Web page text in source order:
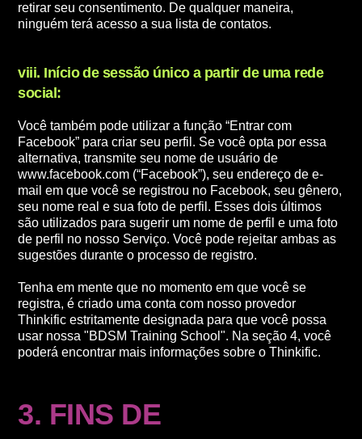
retirar seu consentimento. De qualquer maneira,
ninguém terá acesso a sua lista de contatos.
viii. Início de sessão único a partir de uma rede
social:
Você também pode utilizar a função “Entrar com
Facebook” para criar seu perfil. Se você opta por essa
alternativa, transmite seu nome de usuário de
www.facebook.com (“Facebook”), seu endereço de e-
mail em que você se registrou no Facebook, seu gênero,
seu nome real e sua foto de perfil. Esses dois últimos
são utilizados para sugerir um nome de perfil e uma foto
de perfil no nosso Serviço. Você pode rejeitar ambas as
sugestões durante o processo de registro.
Tenha em mente que no momento em que você se
registra, é criado uma conta com nosso provedor
Thinkific estritamente designada para que você possa
usar nossa "BDSM Training School". Na seção 4, você
poderá encontrar mais informações sobre o Thinkific.
3. FINS DE